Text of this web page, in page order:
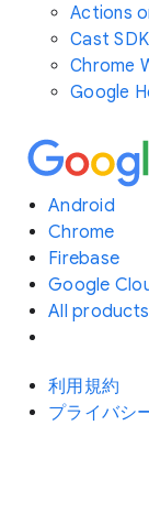
Actions
Cast
Chrome
Google
Android
Chrome
Firebase
Google
All products
利用規約
プライバシ